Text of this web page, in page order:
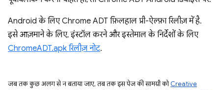
Android के लिए Chrome ADT फ़िलहाल प्री-ऐल्फ़ा रिलीज़ में है.
इसे आज़माने के लिए, इंस्टॉल करने और इस्तेमाल के निर्देशों के लिए
ChromeADT.apk रिलीज़ नोट.
जब तक कुछ अलग से न बताया जाए, तब तक इस पेज की सामग्री कोCreative